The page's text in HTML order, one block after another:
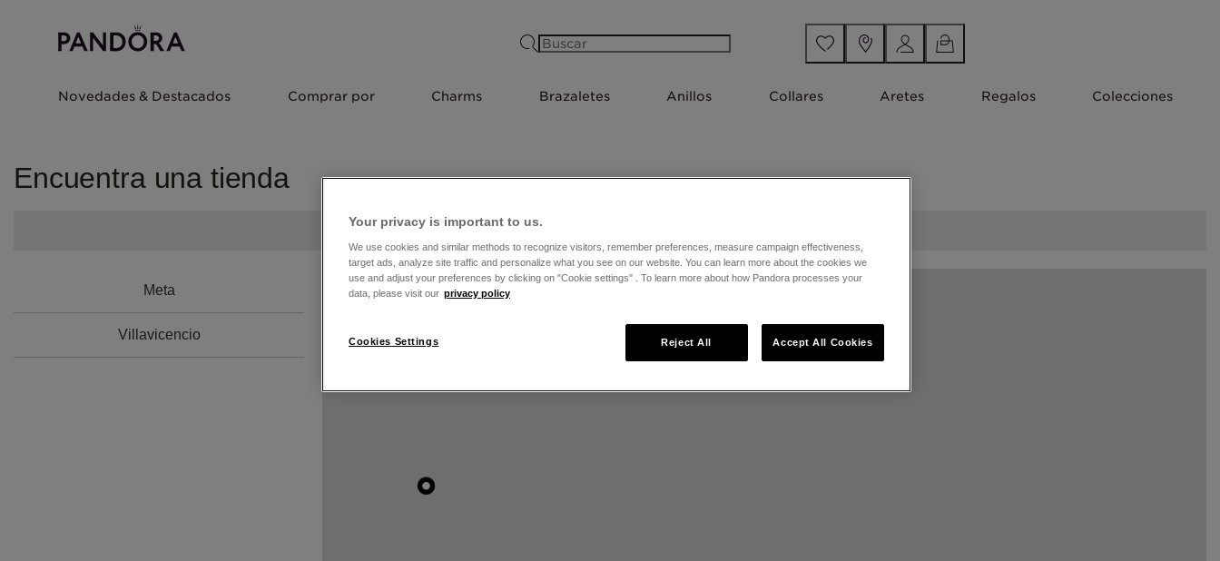
Novedades & Destacados Comprar por Charms Brazaletes Anillos Collares Aretes Regalos Colecciones
Encuentra una tienda
TIENDAS EN META
Meta
Villavicencio
Your privacy is important to us.
We use cookies and similar methods to recognize visitors, remember preferences, measure campaign effectiveness,
target ads, analyze site traffic and personalize what you see on our website. You can learn more about the cookies we
use and adjust your preferences by clicking on "Cookie settings" . To learn more about how Pandora processes your
data, please visit our privacy policy
Cookies Settings Reject All Accept All Cookies